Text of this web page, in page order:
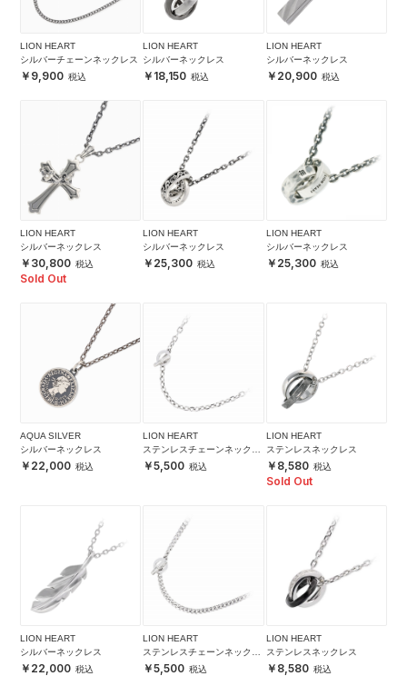
LION HEART
シルバーチェーンネックレス
9,900
LION HEART
シルバーネックレス
18,150
LION HEART
シルバーネックレス
20,900
LION HEART
シルバーネックレス
30,800
Sold Out
LION HEART
シルバーネックレス
25,300
LION HEART
シルバーネックレス
25,300
AQUA SILVER
シルバーネックレス
22,000
LION HEART
ステンレスチェーンネックレ
ス 5,500
LION HEART
ステンレスネックレス
8,580
Sold Out
LION HEART
シルバーネックレス
22,000
LION HEART
ステンレスチェーンネックレ
ス 5,500
LION HEART
ステンレスネックレス
8,580